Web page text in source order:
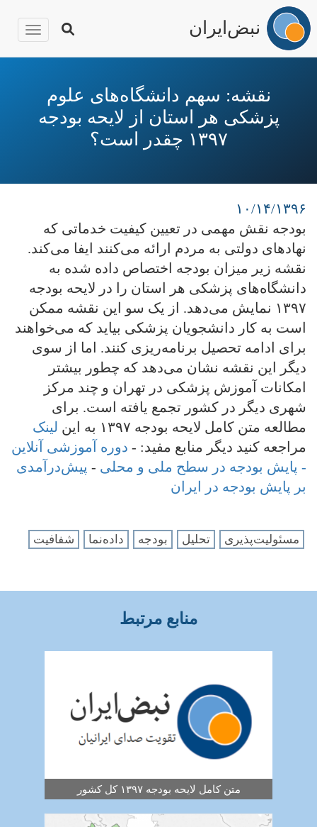
نبض‌ایران
نقشه: سهم دانشگاه‌های علوم
پزشکی هر استان از لایحه بودجه
۱۳۹۷ چقدر است؟
۱۰/۱۴/۱۳۹۶
بودجه نقش مهمی در تعیین کیفیت خدماتی که
نهادهای دولتی به مردم ارائه می‌کنند ایفا می‌کند.
نقشه زیر میزان بودجه اختصاص داده شده به
دانشگاه‌های پزشکی هر استان را در لایحه بودجه
۱۳۹۷ نمایش می‌دهد. از یک سو این نقشه ممکن
است به کار دانشجویان پزشکی بیاید که می‌خواهند
برای ادامه تحصیل برنامه‌ریزی کنند. اما از سوی
دیگر این نقشه نشان می‌دهد که چطور بیشتر
امکانات آموزش پزشکی در تهران و چند مرکز
شهری دیگر در کشور تجمع یافته است. برای
مطالعه متن کامل لایحه بودجه ۱۳۹۷ به این
لینک
مراجعه کنید دیگر منابع مفید: - دوره آموزشی آنلاین
- پایش بودجه در سطح ملی و محلی - پیش‌درآمدی
بر پایش بودجه در ایران
مسئولیت‌پذیری تحلیل بودجه داده‌نما شفافیت
منابع مرتبط
متن کامل لایحه بودجه ۱۳۹۷ کل کشور